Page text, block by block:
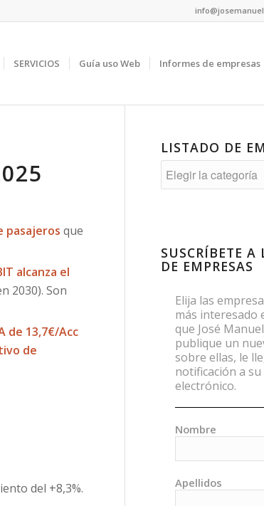
SERVICIOS Guía uso Web Informes de empresas
pasajeros que
alcanza el
2030). Son
de 13,7€/Acc
de
del +8,3%.
LISTADO DE
Listado
de
SUSCRÍBETE
DE EMPRESAS
Elija las
más interesado
que José
publique un
sobre ellas, le
notificación a
electrónico.
Nombre
Apellidos